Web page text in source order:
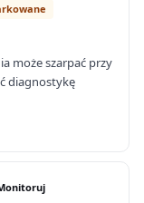
może szarpać przy
diagnostykę